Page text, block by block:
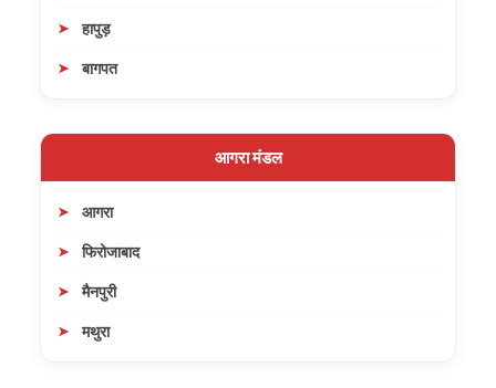
हापुड़
बागपत
आगरा मंडल
आगरा
फिरोजाबाद
मैनपुरी
मथुरा